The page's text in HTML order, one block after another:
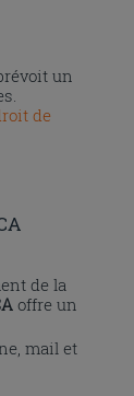
un
de
de la
offre un
mail et